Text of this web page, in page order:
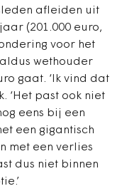
afleiden uit
(201.000 euro,
voor het
wethouder
gaat. ‘Ik vind dat
‘Het past ook niet
eens bij een
een gigantisch
met een verlies
dus niet binnen